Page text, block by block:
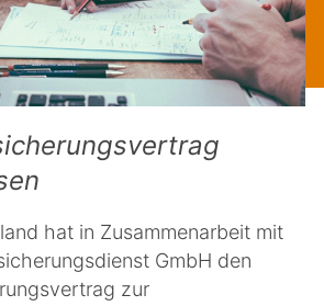
hat in Zusammenarbeit mit
GmbH den
zur